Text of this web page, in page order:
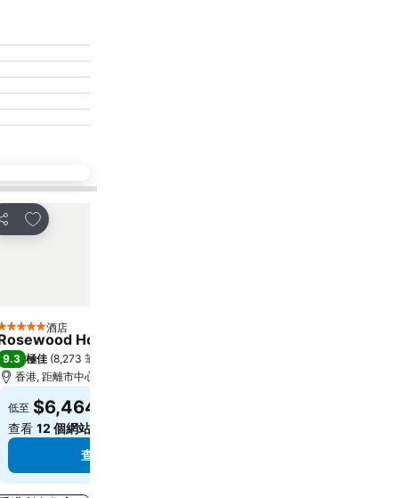
享
放到收藏夾
星級 酒店
Hong Kong
9.3 極佳 (8,273 筆評分
香港, 距離市中心 2.0 公里
低至 $6,464
查看 12 個網站
查看價格